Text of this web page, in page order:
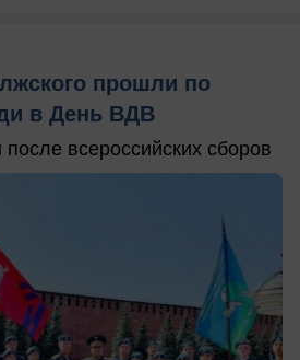
прошли по
в День ВДВ
всероссийских сборов